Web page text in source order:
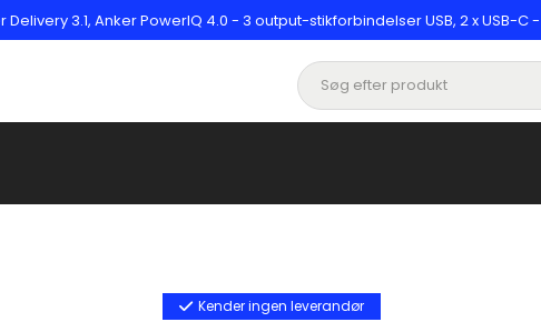
3.1, Anker PowerIQ 4.0 - 3 output-stikforbindelser USB, 2 x USB-C
Kender ingen leverandør